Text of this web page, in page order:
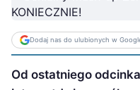
Dodaj nas do ulubionych w
Od ostatniego